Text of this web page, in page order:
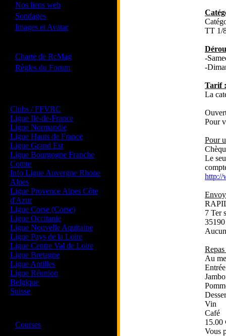
Nos liens web
Sondages
Images et Avatar
Charte de RcMag
Règles du Forum
Clubs / FFVRC
Ligue Ile-de-France
Ligue Normandie
Ligue Hauts de France
Ligue Grand Est
Ligue Bourgogne Franche
Comte
Info Ligue Auvergne Rhone
Alpes
Ligue Provence Alpes Côte
d'Azur
Ligue Corse (Corse)
Ligue Occitanie
Ligue Nouvelle Aquitaine
Ligue Pays de la Loire
Ligue Centre Val de Loire
Ligue Bretagne
Ligue Antilles
Ligue Réunion
Belgique
Suisse
Courses
TT 1/
-
-
Tarif :
La
Pour
Pour
Le
http://
7 Ter
Au
Entrée
Vin
Café
15.00
Vous